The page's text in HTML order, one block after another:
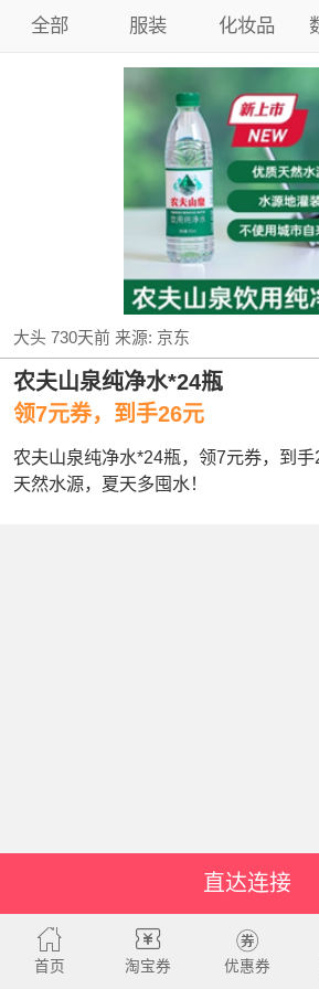
全部 服装 化妆品
大头 730天前来源: 京东
农夫山泉纯净水*24瓶
领7元券，到手26元
农夫山泉纯净水*24瓶，领7元券，到手
天然水源，夏天多囤水！
直达连接
首页 淘宝券 优惠券